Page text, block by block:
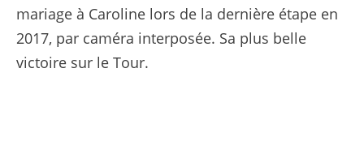
mariage à Caroline lors de la dernière étape en
2017, par caméra interposée. Sa plus belle
victoire sur le Tour.